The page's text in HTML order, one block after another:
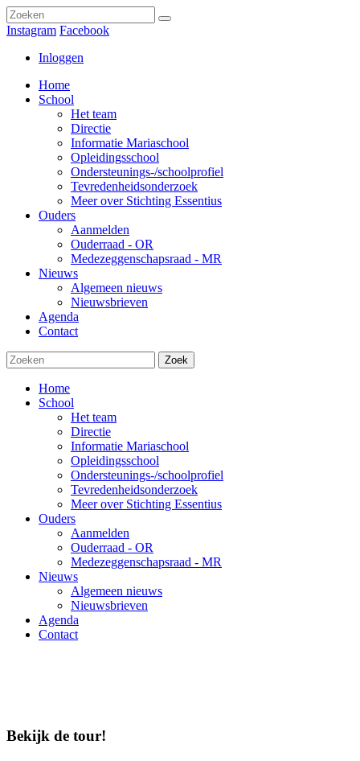
Instagram Facebook
Inloggen
Home
School
Het team
Directie
Informatie Mariaschool
Opleidingsschool
Ondersteunings-/schoolprofiel
Tevredenheidsonderzoek
Meer over Stichting Essentius
Ouders
Aanmelden
Ouderraad - OR
Medezeggenschapsraad - MR
Nieuws
Algemeen nieuws
Nieuwsbrieven
Agenda
Contact
Zoek
Home
School
Het team
Directie
Informatie Mariaschool
Opleidingsschool
Ondersteunings-/schoolprofiel
Tevredenheidsonderzoek
Meer over Stichting Essentius
Ouders
Aanmelden
Ouderraad - OR
Medezeggenschapsraad - MR
Nieuws
Algemeen nieuws
Nieuwsbrieven
Agenda
Contact
Bekijk de tour!